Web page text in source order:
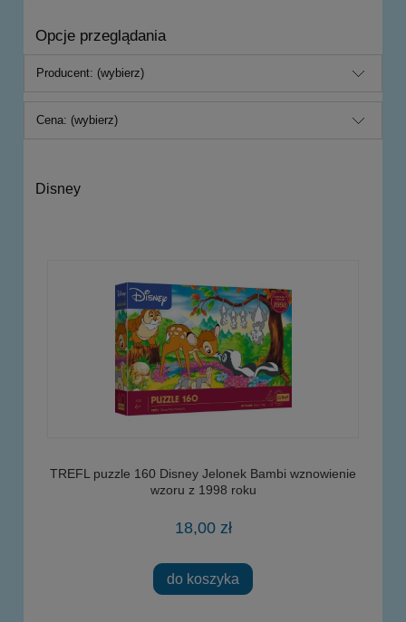
Opcje przeglądania
Producent: (wybierz)
Cena: (wybierz)
Disney
TREFL puzzle 160 Disney Jelonek Bambi wznowienie
wzoru z 1998 roku
18,00 zł
do koszyka